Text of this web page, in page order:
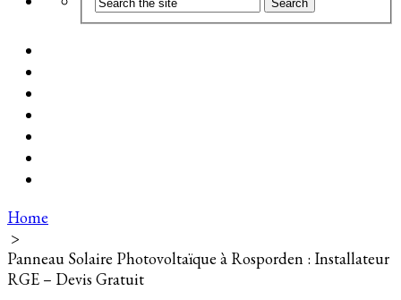
Home
>
Panneau Solaire Photovoltaïque à Rosporden : Installateur
RGE – Devis Gratuit